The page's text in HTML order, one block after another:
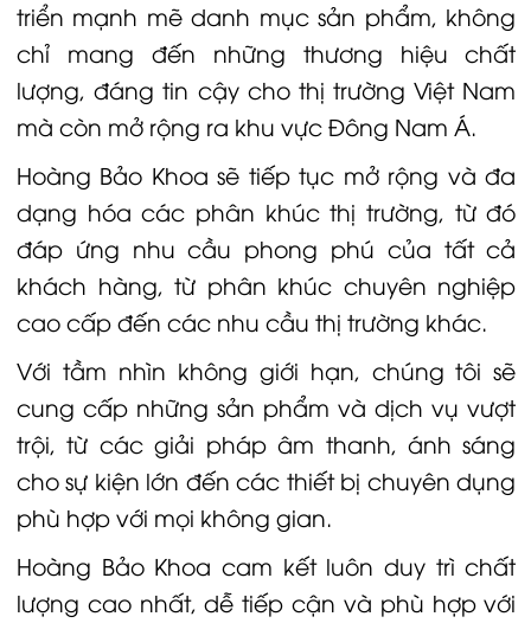
triển mạnh mẽ danh mục sản phẩm, không
chỉ mang đến những thương hiệu chất
lượng, đáng tin cậy cho thị trường Việt Nam
mà còn mở rộng ra khu vực Đông Nam Á.
Hoàng Bảo Khoa sẽ tiếp tục mở rộng và đa
dạng hóa các phân khúc thị trường, từ đó
đáp ứng nhu cầu phong phú của tất cả
khách hàng, từ phân khúc chuyên nghiệp
cao cấp đến các nhu cầu thị trường khác.
Với tầm nhìn không giới hạn, chúng tôi sẽ
cung cấp những sản phẩm và dịch vụ vượt
trội, từ các giải pháp âm thanh, ánh sáng
cho sự kiện lớn đến các thiết bị chuyên dụng
phù hợp với mọi không gian.
Hoàng Bảo Khoa cam kết luôn duy trì chất
lượng cao nhất, dễ tiếp cận và phù hợp với